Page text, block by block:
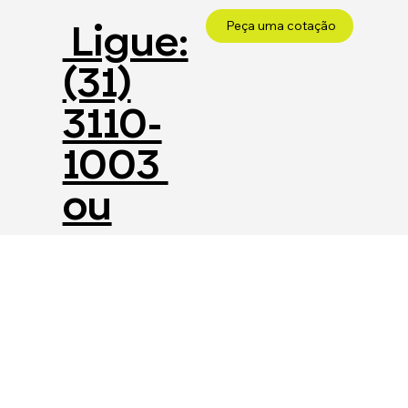
Ligue:
(31)
3110-
1003
ou
Peça uma cotação